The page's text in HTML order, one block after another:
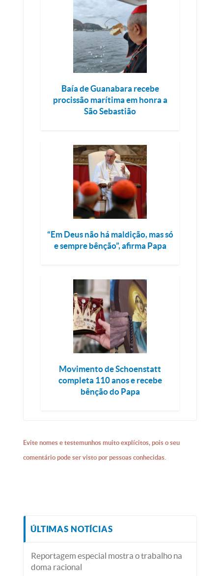
Baía de Guanabara recebe
procissão marítima em honra a
São Sebastião
“Em Deus não há maldição, mas só
e sempre bênção”, afirma Papa
Movimento de Schoenstatt
completa 110 anos e recebe
bênção do Papa
Evite nomes e testemunhos muito explícitos, pois o seu
comentário pode ser visto por pessoas conhecidas.
ÚLTIMAS NOTÍCIAS
Reportagem especial mostra o trabalho na
doma racional